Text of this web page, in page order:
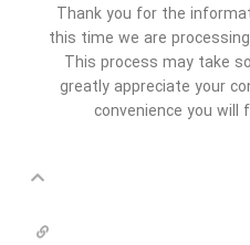
Thank you for the
this time we are
This process may take
greatly appreciate your
convenience you will